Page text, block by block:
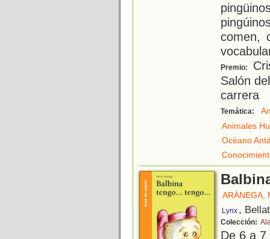
comen,
Premio:
Salón
carrera
Temática:
Animales
Océano
ARÀNEGA,
Lynx ,
Colección:
De 6 a